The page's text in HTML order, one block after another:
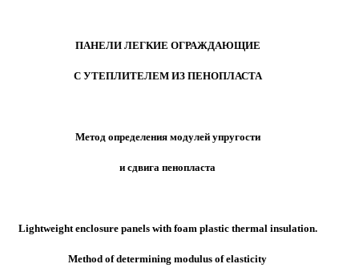
ПАНЕЛИ ЛЕГКИЕ ОГРАЖДАЮЩИЕ
С УТЕПЛИТЕЛЕМ ИЗ ПЕНОПЛАСТА
Метод определения модулей упругости
и сдвига пенопласта
Lightweight enclosure panels with foam plastic thermal insulation.
Method of determining modulus of elasticity